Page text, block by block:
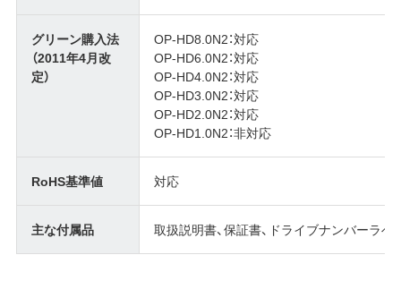
グリーン購入法
（2011年4月改
定）
OP-HD8.0N2：対応
OP-HD6.0N2：対応
OP-HD4.0N2：対応
OP-HD3.0N2：対応
OP-HD2.0N2：対応
OP-HD1.0N2：非対応
RoHS基準値 対応
主な付属品 取扱説明書、保証書、ドライブナンバーラベ